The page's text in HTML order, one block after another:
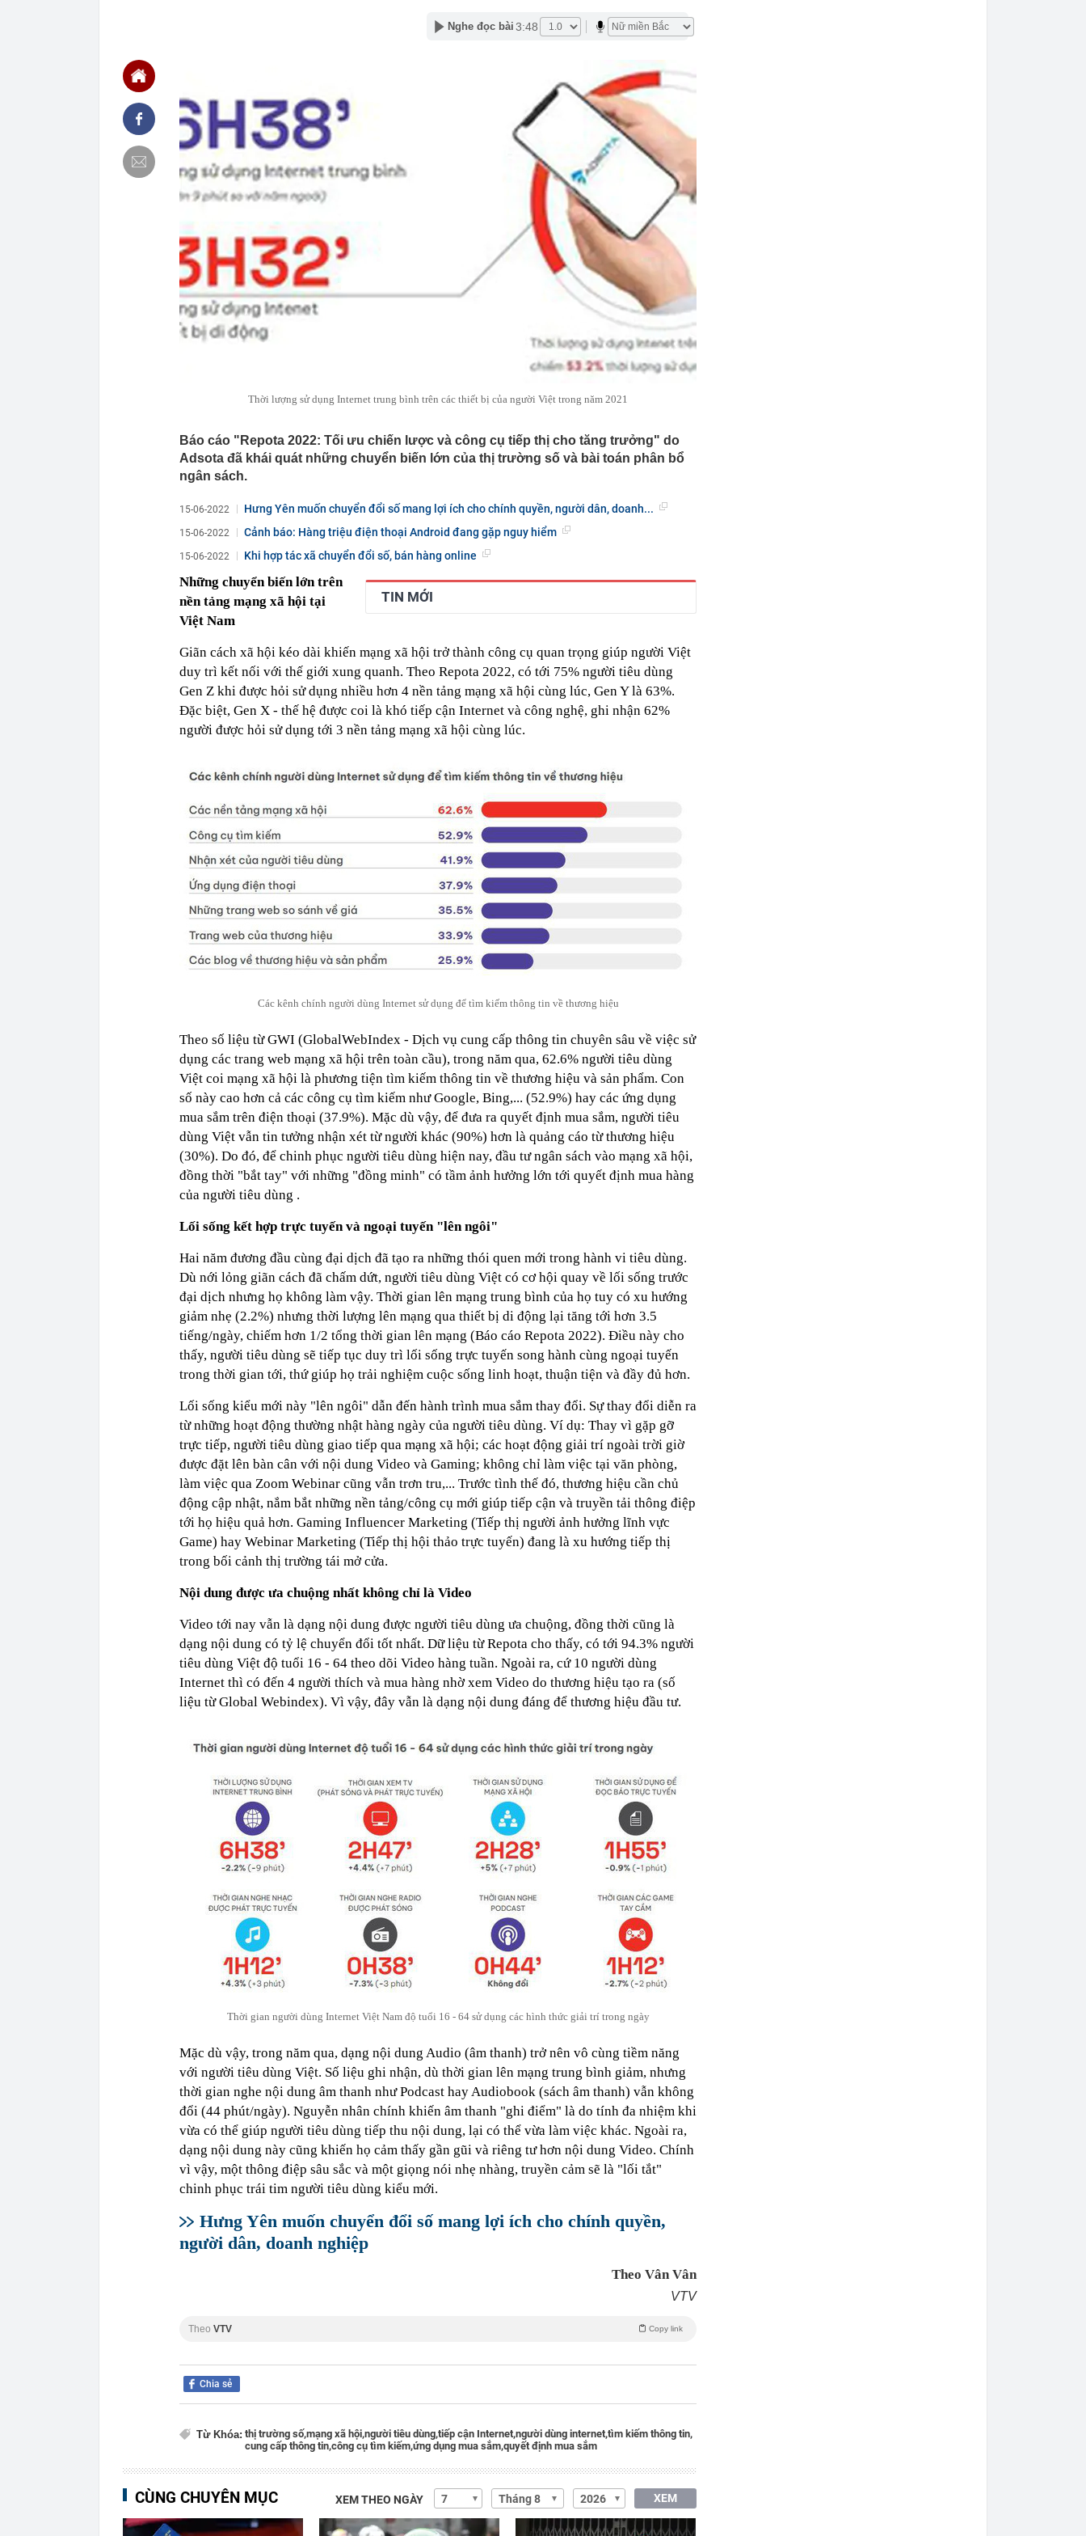
Su-57 ẩn chứa bất ngờ lớn: Nhược điểm chính sẽ sớm trở thành dĩ
20:45
Một 'vua pin' tuyên bố sẽ xây 10.000 trạm đổi pin ô tô điện vào năm
2028, phục vụ 1 triệu xe mỗi ngày chỉ với 3 phút
20:45
Tờ báo năm 1997 bỗng gây sốt MXH vì nữ sinh được lên trang bìa quá
xinh: Ngoài đời cô gái này giờ đã là Tiến sĩ, giảng viên ĐH!
20:44
Bắt Lê Quang Trọng SN 2000 và 29 người trong chuyên án phức tạp,
tang vật thu giữ đặc biệt lớn
Ukraine tăng tốc, Nga không đứng yên: Cuộc đua ai nhanh hơn đang
20:38
Khi nào chạy thử đường sắt gần 9.000 tỷ ở Phú Quốc?
20:38
Tập đoàn Mường Thanh vừa công bố thay đổi lớn
20:37
Doanh nghiệp bảo hiểm đầu tư cổ phiếu lãi, lỗ ra sao?
Nghe đọc bài 3:48
Thời lượng sử dụng Internet trung bình trên các thiết bị của người Việt trong năm 2021
Báo cáo "Repota 2022: Tối ưu chiến lược và công cụ tiếp thị cho tăng trưởng" do
Adsota đã khái quát những chuyển biến lớn của thị trường số và bài toán phân bổ
ngân sách.
15-06-2022 Hưng Yên muốn chuyển đổi số mang lợi ích cho chính quyền, người dân, doanh...
15-06-2022 Cảnh báo: Hàng triệu điện thoại Android đang gặp nguy hiểm
15-06-2022 Khi hợp tác xã chuyển đổi số, bán hàng online
TIN MỚI
Những chuyển biến lớn trên
nền tảng mạng xã hội tại
Việt Nam
Giãn cách xã hội kéo dài khiến mạng xã hội trở thành công cụ quan trọng giúp người Việt
duy trì kết nối với thế giới xung quanh. Theo Repota 2022, có tới 75% người tiêu dùng
Gen Z khi được hỏi sử dụng nhiều hơn 4 nền tảng mạng xã hội cùng lúc, Gen Y là 63%.
Đặc biệt, Gen X - thế hệ được coi là khó tiếp cận Internet và công nghệ, ghi nhận 62%
người được hỏi sử dụng tới 3 nền tảng mạng xã hội cùng lúc.
Các kênh chính người dùng Internet sử dụng để tìm kiếm thông tin về thương hiệu
Theo số liệu từ GWI (GlobalWebIndex - Dịch vụ cung cấp thông tin chuyên sâu về việc sử
dụng các trang web mạng xã hội trên toàn cầu), trong năm qua, 62.6% người tiêu dùng
Việt coi mạng xã hội là phương tiện tìm kiếm thông tin về thương hiệu và sản phẩm. Con
số này cao hơn cả các công cụ tìm kiếm như Google, Bing,... (52.9%) hay các ứng dụng
mua sắm trên điện thoại (37.9%). Mặc dù vậy, để đưa ra quyết định mua sắm, người tiêu
dùng Việt vẫn tin tưởng nhận xét từ người khác (90%) hơn là quảng cáo từ thương hiệu
(30%). Do đó, để chinh phục người tiêu dùng hiện nay, đầu tư ngân sách vào mạng xã hội,
đồng thời "bắt tay" với những "đồng minh" có tầm ảnh hưởng lớn tới quyết định mua hàng
của người tiêu dùng .
Lối sống kết hợp trực tuyến và ngoại tuyến "lên ngôi"
Hai năm đương đầu cùng đại dịch đã tạo ra những thói quen mới trong hành vi tiêu dùng.
Dù nới lỏng giãn cách đã chấm dứt, người tiêu dùng Việt có cơ hội quay về lối sống trước
đại dịch nhưng họ không làm vậy. Thời gian lên mạng trung bình của họ tuy có xu hướng
giảm nhẹ (2.2%) nhưng thời lượng lên mạng qua thiết bị di động lại tăng tới hơn 3.5
tiếng/ngày, chiếm hơn 1/2 tổng thời gian lên mạng (Báo cáo Repota 2022). Điều này cho
thấy, người tiêu dùng sẽ tiếp tục duy trì lối sống trực tuyến song hành cùng ngoại tuyến
trong thời gian tới, thứ giúp họ trải nghiệm cuộc sống linh hoạt, thuận tiện và đầy đủ hơn.
Lối sống kiểu mới này "lên ngôi" dẫn đến hành trình mua sắm thay đổi. Sự thay đổi diễn ra
từ những hoạt động thường nhật hàng ngày của người tiêu dùng. Ví dụ: Thay vì gặp gỡ
trực tiếp, người tiêu dùng giao tiếp qua mạng xã hội; các hoạt động giải trí ngoài trời giờ
được đặt lên bàn cân với nội dung Video và Gaming; không chỉ làm việc tại văn phòng,
làm việc qua Zoom Webinar cũng vẫn trơn tru,... Trước tình thế đó, thương hiệu cần chủ
động cập nhật, nắm bắt những nền tảng/công cụ mới giúp tiếp cận và truyền tải thông điệp
tới họ hiệu quả hơn. Gaming Influencer Marketing (Tiếp thị người ảnh hưởng lĩnh vực
Game) hay Webinar Marketing (Tiếp thị hội thảo trực tuyến) đang là xu hướng tiếp thị
trong bối cảnh thị trường tái mở cửa.
Nội dung được ưa chuộng nhất không chỉ là Video
Video tới nay vẫn là dạng nội dung được người tiêu dùng ưa chuộng, đồng thời cũng là
dạng nội dung có tỷ lệ chuyển đổi tốt nhất. Dữ liệu từ Repota cho thấy, có tới 94.3% người
tiêu dùng Việt độ tuổi 16 - 64 theo dõi Video hàng tuần. Ngoài ra, cứ 10 người dùng
Internet thì có đến 4 người thích và mua hàng nhờ xem Video do thương hiệu tạo ra (số
liệu từ Global Webindex). Vì vậy, đây vẫn là dạng nội dung đáng để thương hiệu đầu tư.
Thời gian người dùng Internet Việt Nam độ tuổi 16 - 64 sử dụng các hình thức giải trí trong ngày
Mặc dù vậy, trong năm qua, dạng nội dung Audio (âm thanh) trở nên vô cùng tiềm năng
với người tiêu dùng Việt. Số liệu ghi nhận, dù thời gian lên mạng trung bình giảm, nhưng
thời gian nghe nội dung âm thanh như Podcast hay Audiobook (sách âm thanh) vẫn không
đổi (44 phút/ngày). Nguyễn nhân chính khiến âm thanh "ghi điểm" là do tính đa nhiệm khi
vừa có thể giúp người tiêu dùng tiếp thu nội dung, lại có thể vừa làm việc khác. Ngoài ra,
dạng nội dung này cũng khiến họ cảm thấy gần gũi và riêng tư hơn nội dung Video. Chính
vì vậy, một thông điệp sâu sắc và một giọng nói nhẹ nhàng, truyền cảm sẽ là "lối tắt"
chinh phục trái tim người tiêu dùng kiểu mới.
Hưng Yên muốn chuyển đổi số mang lợi ích cho chính quyền,
người dân, doanh nghiệp
Theo Vân Vân
VTV
Theo VTV Copy link
Chia sẻ
Từ Khóa: thị trường số,mạng xã hội,người tiêu dùng,tiếp cận Internet,người dùng internet,tìm kiếm thông tin,
cung cấp thông tin,công cụ tìm kiếm,ứng dụng mua sắm,quyết định mua sắm
CÙNG CHUYÊN MỤC XEM THEO NGÀY XEM